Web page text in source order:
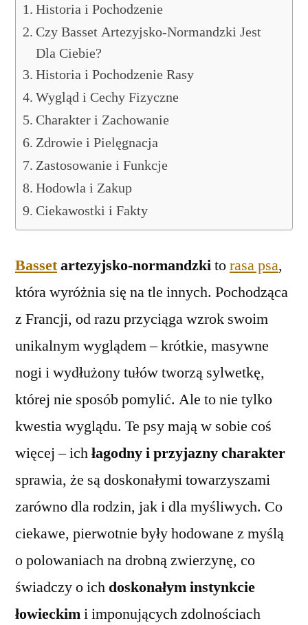
Historia i Pochodzenie
Czy Basset Artezyjsko-Normandzki Jest
Dla Ciebie?
Historia i Pochodzenie Rasy
Wygląd i Cechy Fizyczne
Charakter i Zachowanie
Zdrowie i Pielęgnacja
Zastosowanie i Funkcje
Hodowla i Zakup
Ciekawostki i Fakty
Bassetartezyjsko-normandzkitorasa psa,
która wyróżnia się na tle innych. Pochodząca
z Francji, od razu przyciąga wzrok swoim
unikalnym wyglądem – krótkie, masywne
nogi i wydłużony tułów tworzą sylwetkę,
której nie sposób pomylić. Ale to nie tylko
kwestia wyglądu. Te psy mają w sobie coś
więcej – ichłagodny i przyjazny charakter
sprawia, że są doskonałymi towarzyszami
zarówno dla rodzin, jak i dla myśliwych. Co
ciekawe, pierwotnie były hodowane z myślą
o polowaniach na drobną zwierzynę, co
świadczy o ich doskonałym instynkcie
łowieckimi imponujących zdolnościach